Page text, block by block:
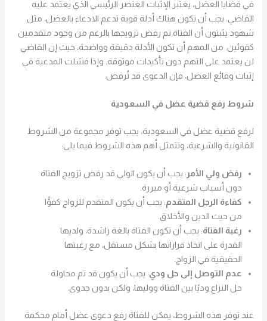
في قضايا العضل، يعتبر الإثبات العنصر الرئيسي الذي يعتمد عليه
القاضي. يجب أن تكون هناك أدلة قوية تدعم الادعاء بالعضل، مثل
شهود يثبتون أن الفتاة تم رفض تزويجها بالرغم من وجود متقدمين
كفوئين. من المهم أن تكون الأدلة دقيقة وواضحة، حيث إن القاضي
لن يعتمد على التهم دون تأكيدات موثوقة. وإذا فشلت المدعية في
إثبات وقائع العضل، فإن الدعوى قد تُرفض.
شروط رفع قضية عضل في السعودية
لرفع قضية عضل في السعودية، يجب توفر مجموعة من الشروط
القانونية والشرعية، وتتمثل أهم هذه الشروط فيما يلي:
رفض ولي الأمر : يجب أن يكون الولي قد رفض تزويج الفتاة
دون أسباب شرعية أو مبررة.
كفاءة الرجل المتقدم: يجب أن يكون المتقدم للزواج كفؤًا
من حيث الدين والأخلاق.
رغبة الفتاة: يجب أن تكون الفتاة بالغة راشدة، ولديها
القدرة على اتخاذ قراراتها بشكل مستقل، مع رغبتها
الحقيقية في الزواج.
عدم التوصل إلى حل ودي: يجب أن يكون قد تم محاولة
حل النزاع وديًا بين الفتاة ووليها، ولكن بدون جدوى.
عند توفر هذه الشروط، يمكن للفتاة رفع دعوى عضل أمام محكمة